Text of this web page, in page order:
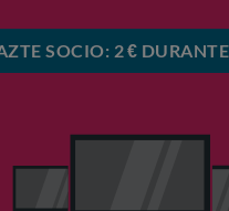
SOCIO: 2 €